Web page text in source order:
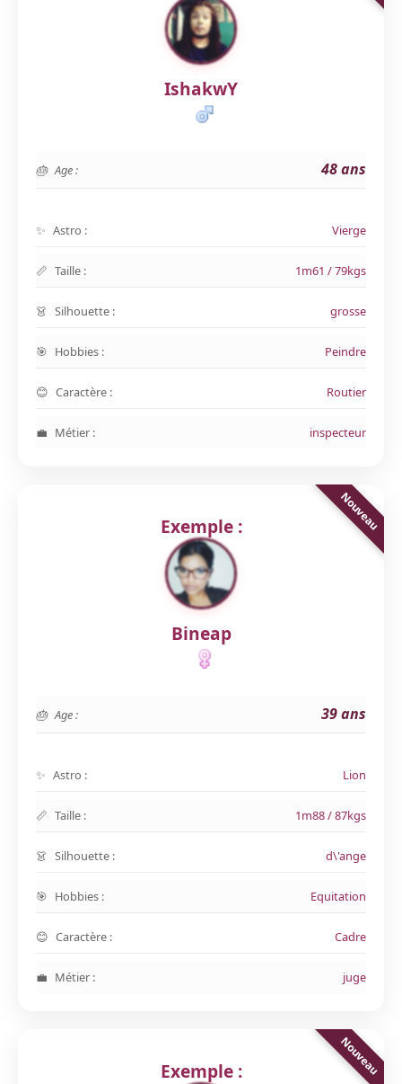
IshakwY
Age : 48 ans
Astro : Vierge
Taille : 1m61 / 79kgs
Silhouette : grosse
Hobbies : Peindre
Caractère : Routier
Métier : inspecteur
Exemple :
Bineap
Age : 39 ans
Astro : Lion
Taille : 1m88 / 87kgs
Silhouette : d\'ange
Hobbies : Equitation
Caractère : Cadre
Métier : juge
Exemple :